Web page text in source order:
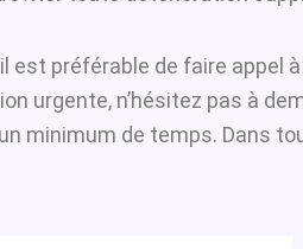
est préférable de faire appel
urgente, n’hésitez pas à
minimum de temps. Dans